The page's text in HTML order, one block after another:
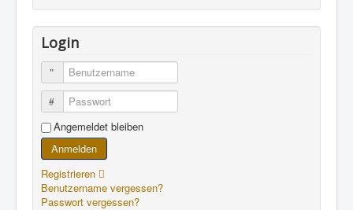
Login
Benutzername
Passwort
Angemeldet bleiben
Anmelden
Registrieren
Benutzername vergessen?
Passwort vergessen?